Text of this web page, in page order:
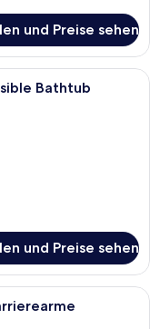
und Preise sehen
Bettwaren, Zimmersafe,
Bathtub
und Preise sehen
mit zwei Betten,